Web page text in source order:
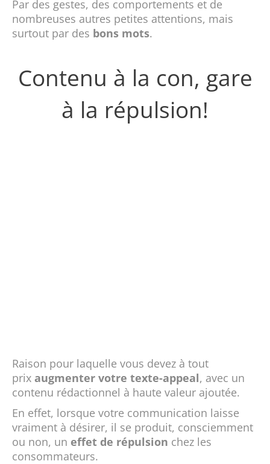
Par des gestes, des comportements et de
nombreuses autres petites attentions, mais
surtout par des bons mots.
Contenu à la con, gare
à la répulsion!
Raison pour laquelle vous devez à tout
prix augmenter votre texte-appeal, avec un
contenu rédactionnel à haute valeur ajoutée.
En effet, lorsque votre communication laisse
vraiment à désirer, il se produit, consciemment
ou non, un effet de répulsion chez les
consommateurs.